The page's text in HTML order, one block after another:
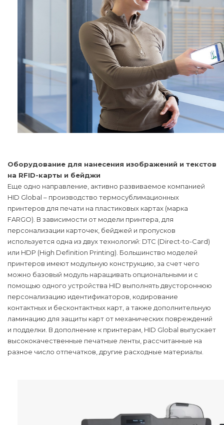
Оборудование для нанесения изображений и текстов
на RFID-карты и бейджи
Еще одно направление, активно развиваемое компанией
HID Global – производство термосублимационных
принтеров для печати на пластиковых картах (марка
FARGO). В зависимости от модели принтера, для
персонализации карточек, бейджей и пропусков
используется одна из двух технологий: DTC (Direct-to-Card)
или HDP (High Definition Printing). Большинство моделей
принтеров имеют модульную конструкцию, за счет чего
можно базовый модуль наращивать опциональными и с
помощью одного устройства HID выполнять двустороннюю
персонализацию идентификаторов, кодирование
контактных и бесконтактных карт, а также дополнительную
ламинацию для защиты карт от механических повреждений
и подделки. В дополнение к принтерам, HID Global выпускает
высококачественные печатные ленты, рассчитанные на
разное число отпечатков, другие расходные материалы.